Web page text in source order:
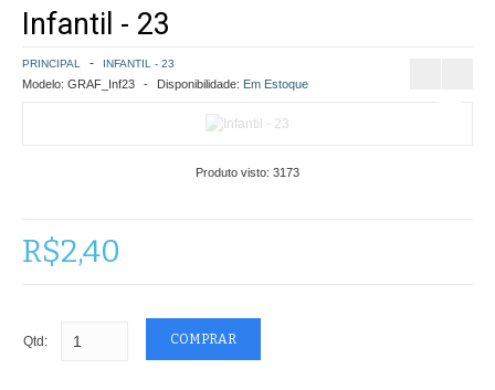
COMO COMPRAR
POLÍTICA DE FRETE GRÁTIS
CONTATO
Infantil - 23
PRINCIPAL INFANTIL - 23
Modelo: GRAF_Inf23 Disponibilidade: Em Estoque
Produto visto: 3173
R$2,40
Qtd: